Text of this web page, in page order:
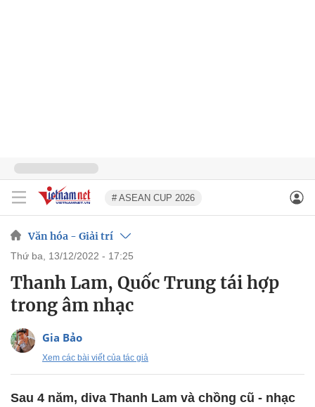
# ASEAN CUP 2026
Văn hóa - Giải trí
thứ ba, 13/12/2022 - 17:25
Thanh Lam, Quốc Trung tái hợp
trong âm nhạc
Gia Bảo
Xem các bài viết của tác giả
Sau 4 năm, diva Thanh Lam và chồng cũ - nhạc